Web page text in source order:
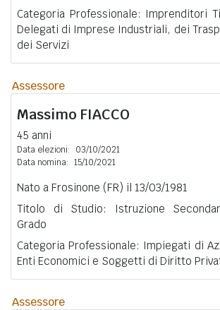
Categoria Professionale: Imprenditori
Delegati di Imprese Industriali, dei
dei Servizi
Assessore
Massimo FIACCO
45 anni
Data elezioni:
03/10/2021
Data nomina: 15/10/2021
Nato a Frosinone (FR) il 13/03/1981
Titolo di Studio: Istruzione
Grado
Categoria Professionale: Impiegati di
Enti Economici e Soggetti di Diritto
Assessore